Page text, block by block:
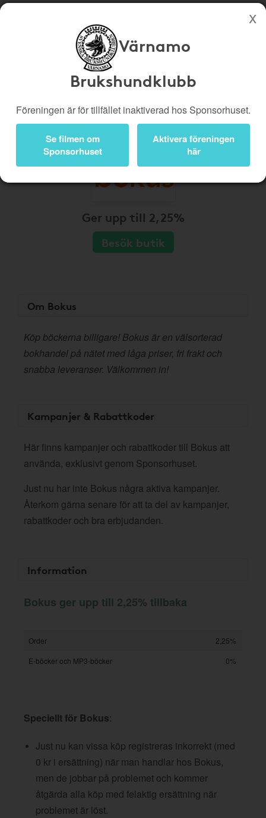
Köp genom denna sida stöttar Värnamo Brukshundklubb
Bli medlem
Logga in
Värnamo
Brukshundklubb
Föreningen är för tillfället inaktiverad hos Sponsorhuset.
Se filmen om
Sponsorhuset
Aktivera föreningen
här
Ger upp till 2,25%
Besök butik
Om Bokus
Köp böckerna billigare! Bokus är en välsorterad
bokhandel på nätet med låga priser, fri frakt och
snabba leveranser. Välkommen in!
Kampanjer & Rabattkoder
Här finns kampanjer och rabattkoder till Bokus att
använda, exklusivt genom Sponsorhuset.
Just nu har inte Bokus några aktiva kampanjer.
Återkom gärna senare för att ta del av kampanjer,
rabattkoder och bra erbjudanden.
Information
Bokus ger upp till 2,25% tillbaka
Order
2,25%
E-böcker och MP3-böcker
0%
Speciellt för Bokus:
Just nu kan vissa köp registreras inkorrekt (med
0 kr i ersättning) när man handlar hos Bokus,
men de jobbar på problemet och kommer
åtgärda alla köp med felaktig ersättning när
problemet är löst.